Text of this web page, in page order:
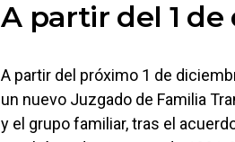
A partir del 1
A partir del próximo 1 de
un nuevo Juzgado de Familia
y el grupo familiar, tras el